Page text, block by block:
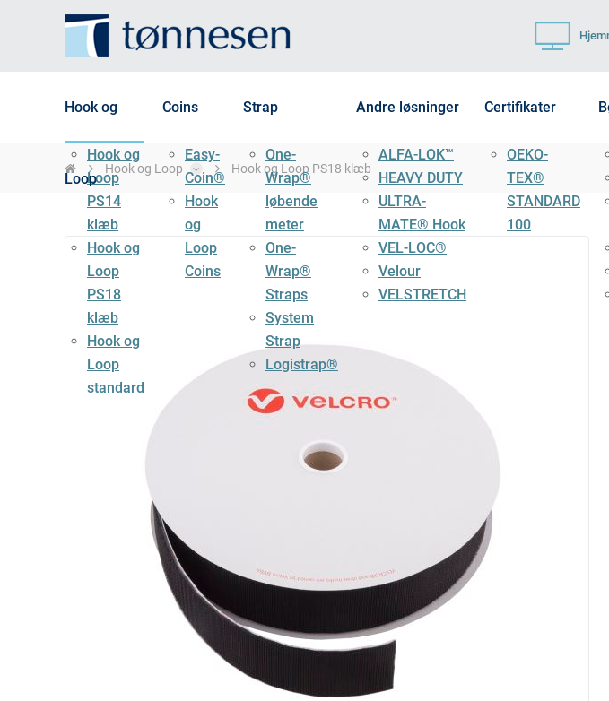
Hook og
Loop
Hook og
Loop
PS14
klæb
Hook og
Loop
PS18
klæb
Hook og
Loop
standard
Coins
Easy-
Coin®
Hook
og
Loop
Coins
Strap
One-
Wrap®
løbende
meter
One-
Wrap®
Straps
System
Strap
Logistrap®
Andre løsninger
ALFA-LOK™
HEAVY DUTY
ULTRA-
MATE® Hook
VEL-LOC®
Velour
VELSTRETCH
Certifikater
OEKO-
TEX®
STANDARD
100
Hook og Loop Hook og Loop PS18 klæb